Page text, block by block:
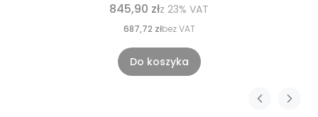
845,90 złz 23% VAT
687,72 złbez VAT
Do koszyka